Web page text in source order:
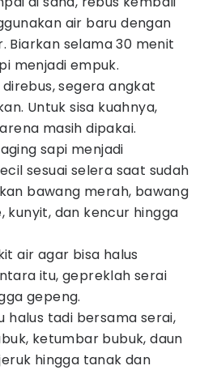
air baru dengan
Biarkan selama 30 menit
menjadi empuk.
segera angkat
Untuk sisa kuahnya,
masih dipakai.
sapi menjadi
sesuai selera saat sudah
bawang merah, bawang
kunyit, dan kencur hingga
air agar bisa halus
itu, gepreklah serai
gepeng.
halus tadi bersama serai,
ketumbar bubuk, daun
hingga tanak dan